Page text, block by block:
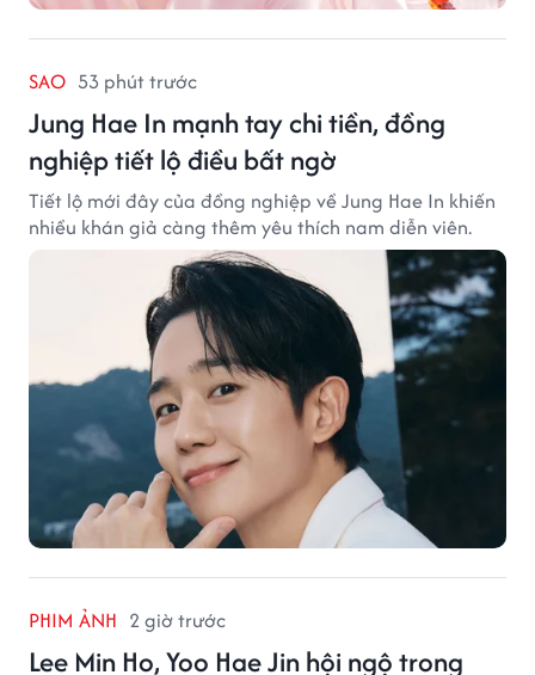
SAO 53 phút trước
Jung Hae In mạnh tay chi tiền, đồng
nghiệp tiết lộ điều bất ngờ
Tiết lộ mới đây của đồng nghiệp về Jung Hae In khiến
nhiều khán giả càng thêm yêu thích nam diễn viên.
PHIM ẢNH 2 giờ trước
Lee Min Ho, Yoo Hae Jin hội ngộ trong